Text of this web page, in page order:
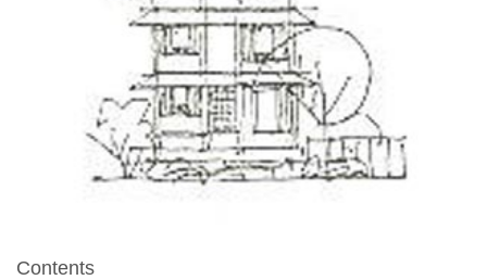
Contents